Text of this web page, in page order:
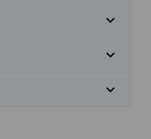
expand_more
expand_more
expand_more